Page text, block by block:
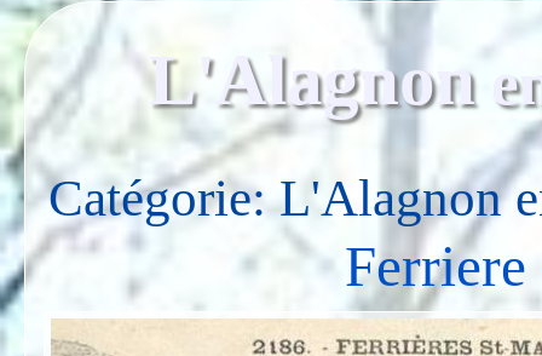
L'Alagnon
Catégorie: L'Alagnon